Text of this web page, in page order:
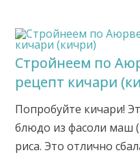
Стройнеем по
рецепт кичари
Попробуйте кичари!
блюдо из фасоли маш
риса. Это отлично